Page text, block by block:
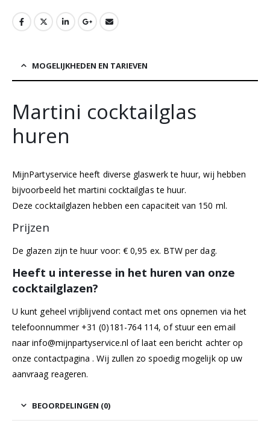
MOGELIJKHEDEN EN TARIEVEN
Martini cocktailglas
huren
MijnPartyservice heeft diverse glaswerk te huur, wij hebben
bijvoorbeeld het martini cocktailglas te huur.
Deze cocktailglazen hebben een capaciteit van 150 ml.
Prijzen
De glazen zijn te huur voor: € 0,95 ex. BTW per dag.
Heeft u interesse in het huren van onze
cocktailglazen?
U kunt geheel vrijblijvend contact met ons opnemen via het
telefoonnummer +31 (0)181-764 114, of stuur een email
naarinfo@mijnpartyservice.nl of laat een bericht achter op
onzecontactpagina . Wij zullen zo spoedig mogelijk op uw
aanvraag reageren.
BEOORDELINGEN (0)